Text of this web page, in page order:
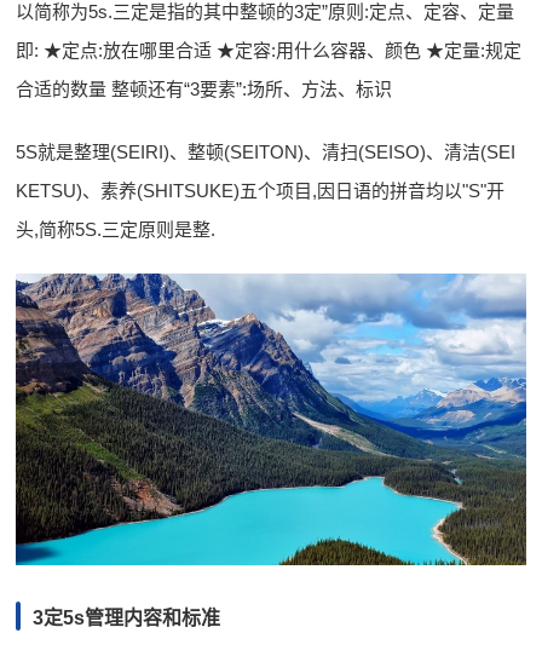
以简称为5s.三定是指的其中整顿的3定”原则:定点、定容、定量
即: ★定点:放在哪里合适 ★定容:用什么容器、颜色 ★定量:规定
合适的数量 整顿还有“3要素”:场所、方法、标识
5S就是整理(SEIRI)、整顿(SEITON)、清扫(SEISO)、清洁(SEI
KETSU)、素养(SHITSUKE)五个项目,因日语的拼音均以"S"开
头,简称5S.三定原则是整.
3定5s管理内容和标准